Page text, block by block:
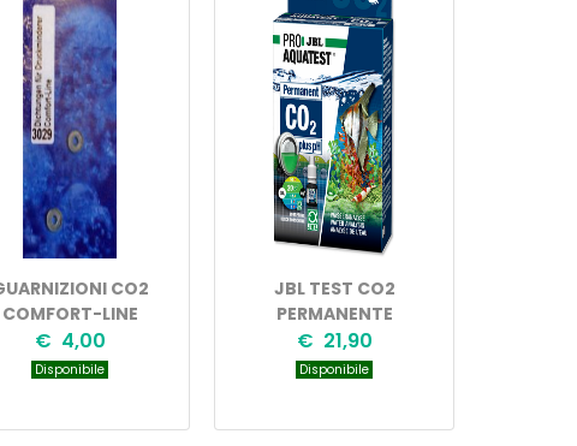
CO2
COMFORT-LINE
€ 4,00
Disponibile
JBL TEST CO2
PERMANENTE
€ 21,90
Disponibile